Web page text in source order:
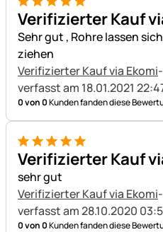
5 von 5
Verifizierter Kauf
Sehr gut , Rohre lassen
ziehen
Verifizierter Kauf via Ekomi
verfasst am 18.01.2021
0 von 0Kunden fanden diese
5 von 5
Verifizierter Kauf
sehr gut
Verifizierter Kauf via Ekomi
verfasst am 28.10.2020
0 von 0Kunden fanden diese